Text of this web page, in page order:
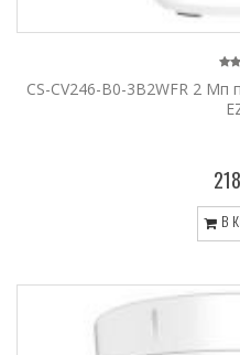
CS-CV246-B0-3B2WFR 2
В